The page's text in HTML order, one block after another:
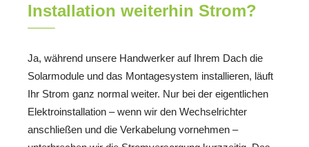
Installation weiterhin Strom?
Ja, während unsere Handwerker auf Ihrem Dach die
Solarmodule und das Montagesystem installieren, läuft
Ihr Strom ganz normal weiter. Nur bei der eigentlichen
Elektroinstallation – wenn wir den Wechselrichter
anschließen und die Verkabelung vornehmen –